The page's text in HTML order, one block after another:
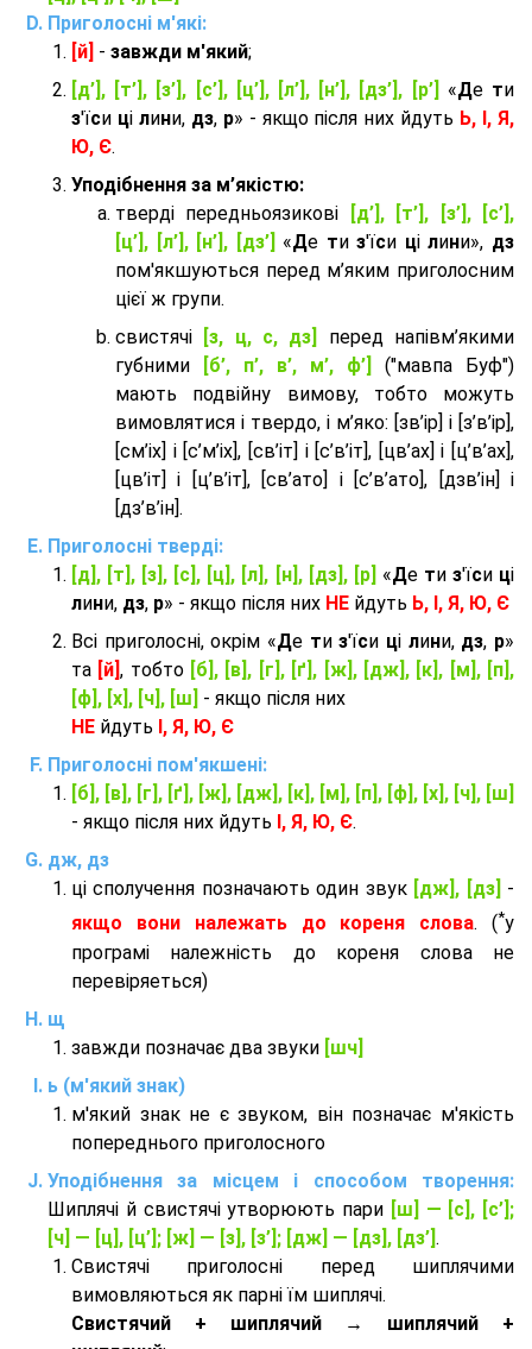
Приголосні м'які:
[й] - завжди м'який;
[д’], [т’], [з’], [с’], [ц’], [л’], [н’], [дз’], [р’]
«Де ти
з'їси ці лини, дз, р» - якщо після них йдуть Ь, І, Я,
Ю, Є.
Уподібнення за м’якістю:
тверді передньоязикові
[д’], [т’], [з’], [с’],
[ц’], [л’], [н’], [дз’] «Де тиз'їси цілини», дз
пом'якшуються перед м’яким приголосним
цієї ж групи.
cвистячі
[з, ц, с, дз]
перед напівм’якими
губними
[б’, п’, в’, м’, ф’]
("мавпа Буф")
мають подвійну вимову, тобто можуть
вимовлятися і твердо, і м’яко: [зв’ір] і [з’в’ір],
[см’іх] і [с’м’іх], [св’іт] і [с’в’іт], [цв’ах] і [ц’в’ах],
[цв’іт] і [ц’в’іт], [св’ато] і [с’в’ато], [дзв’iн] і
[дз’в’iн].
Приголосні тверді:
[д], [т], [з], [с], [ц], [л], [н], [дз], [р] «Де ти з'їси ці
лини, дз, р» - якщо після них НЕ йдуть Ь, І, Я, Ю, Є
Всі приголосні, окрім «Де тиз'їси ці лини, дз, р»
та [й], тобто [б], [в], [г], [ґ], [ж], [дж], [к], [м], [п],
[ф], [х], [ч], [ш] - якщо після них
НЕ йдуть І, Я, Ю, Є
Приголосні пом'якшені:
[б], [в], [г], [ґ], [ж], [дж], [к], [м], [п], [ф], [х], [ч], [ш]
- якщо після них йдуть І, Я, Ю, Є.
дж, дз
ці сполучення позначають один звук [дж], [дз] -
якщо вони належать до кореня слова. (*у
програмі належність до кореня слова не
перевіряеться)
щ
завжди позначає два звуки [шч]
ь (м'який знак)
м'який знак не є звуком, він позначає м'якість
попереднього приголосного
Уподібнення за місцем і способом творення:
Шиплячі й свистячі утворюють пари [ш] — [c], [с’];
[ч] — [ц], [ц’]; [ж] — [з], [з’]; [дж] — [дз], [дз’] .
Свистячі приголосні перед шиплячими
вимовляються як парні їм шиплячі.
Cвистячий + шиплячий → шиплячий +